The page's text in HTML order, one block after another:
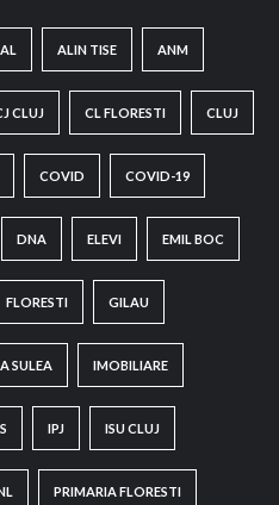
ALIN TISE ANM
CLUJ CL FLORESTI CLUJ
COVID COVID-19
DNA ELEVI EMIL BOC
FLORESTI GILAU
SULEA IMOBILIARE
IPJ ISU CLUJ
PRIMARIA FLORESTI